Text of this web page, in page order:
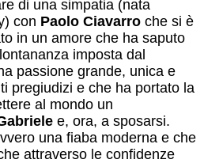
di una simpatia (nata
con Paolo Ciavarro che si è
in un amore che ha saputo
imposta dal
passione grande, unica e
pregiudizi e che ha portato la
al mondo un
e, ora, a sposarsi.
una fiaba moderna e che
attraverso le confidenze